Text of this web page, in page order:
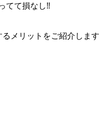
てて損なし‼️
メリットをご紹介します